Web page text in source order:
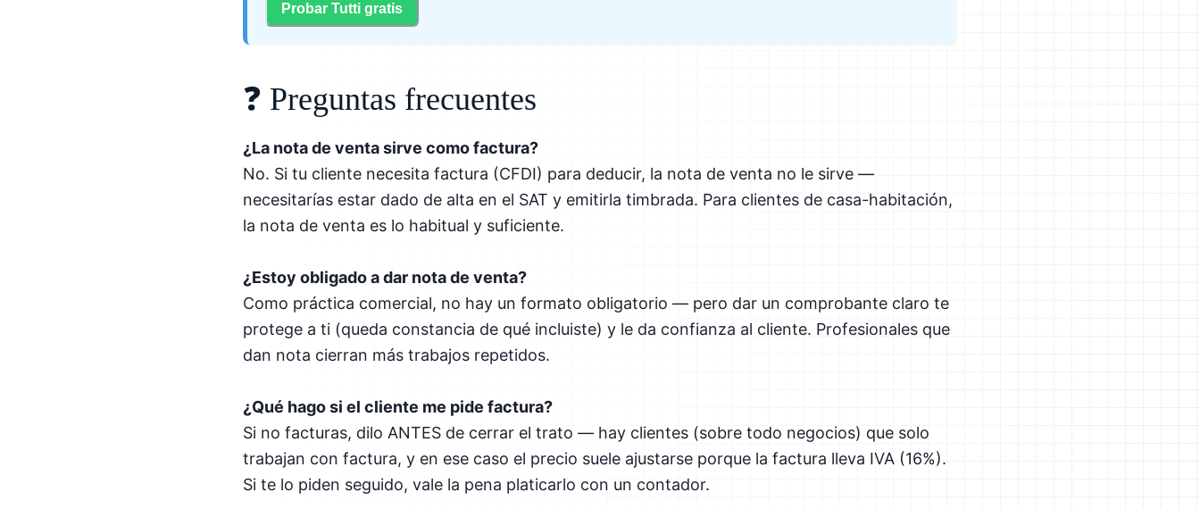
Probar Tutti gratis
❓ Preguntas frecuentes
¿La nota de venta sirve como factura?
No. Si tu cliente necesita factura (CFDI) para deducir, la nota de venta no le sirve —
necesitarías estar dado de alta en el SAT y emitirla timbrada. Para clientes de casa-habitación,
la nota de venta es lo habitual y suficiente.
¿Estoy obligado a dar nota de venta?
Como práctica comercial, no hay un formato obligatorio — pero dar un comprobante claro te
protege a ti (queda constancia de qué incluiste) y le da confianza al cliente. Profesionales que
dan nota cierran más trabajos repetidos.
¿Qué hago si el cliente me pide factura?
Si no facturas, dilo ANTES de cerrar el trato — hay clientes (sobre todo negocios) que solo
trabajan con factura, y en ese caso el precio suele ajustarse porque la factura lleva IVA (16%).
Si te lo piden seguido, vale la pena platicarlo con un contador.